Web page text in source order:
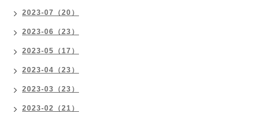
2023-07（20）
2023-06（23）
2023-05（17）
2023-04（23）
2023-03（23）
2023-02（21）